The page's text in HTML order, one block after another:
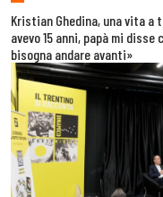
Kristian Ghedina, una vita a
avevo 15 anni, papà mi
bisogna andare avanti»